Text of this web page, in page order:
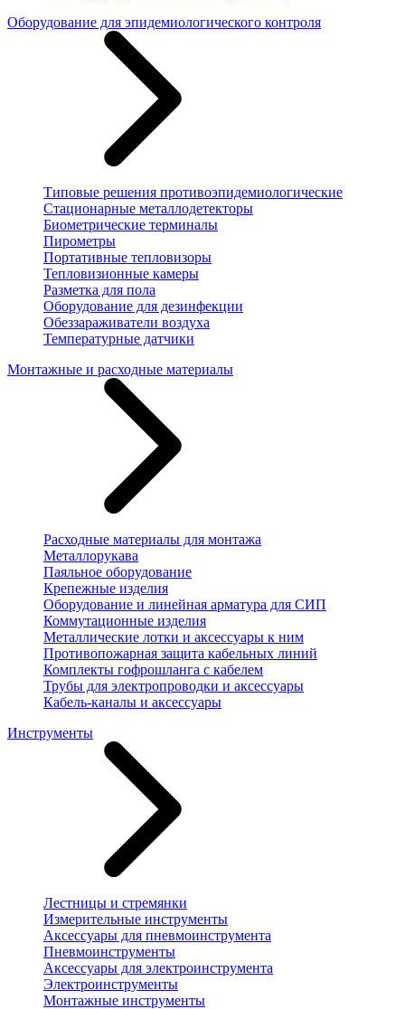
Оборудование для эпидемиологического контроля
Типовые решения противоэпидемиологические
Стационарные металлодетекторы
Биометрические терминалы
Пирометры
Портативные тепловизоры
Тепловизионные камеры
Разметка для пола
Оборудование для дезинфекции
Обеззараживатели воздуха
Температурные датчики
Монтажные и расходные материалы
Расходные материалы для монтажа
Металлорукава
Паяльное оборудование
Крепежные изделия
Оборудование и линейная арматура для СИП
Коммутационные изделия
Металлические лотки и аксессуары к ним
Противопожарная защита кабельных линий
Комплекты гофрошланга с кабелем
Трубы для электропроводки и аксессуары
Кабель-каналы и аксессуары
Инструменты
Лестницы и стремянки
Измерительные инструменты
Аксессуары для пневмоинструмента
Пневмоинструменты
Аксессуары для электроинструмента
Электроинструменты
Монтажные инструменты